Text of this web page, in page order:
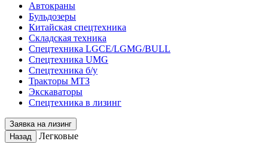
Автокраны
Бульдозеры
Китайская спецтехника
Складская техника
Спецтехника LGCE/LGMG/BULL
Спецтехника UMG
Спецтехника б/у
Тракторы МТЗ
Экскаваторы
Спецтехника в лизинг
Заявка на лизинг
Назад
Легковые